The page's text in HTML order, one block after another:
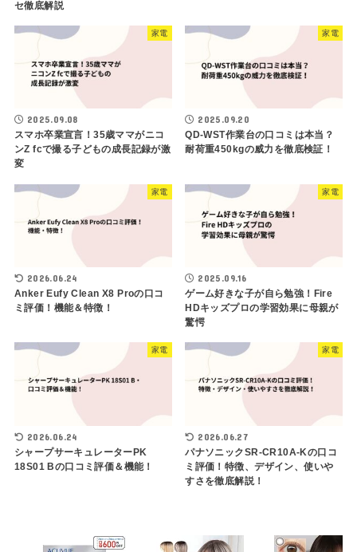
セ徹底解説
家電
2025.09.08
スマホ卒業宣言！35歳ママがニコ
ンZ fcで撮る子どもの成長記録が激
変
家電
2025.09.20
QD-WST作業台の口コミは本当？
耐荷重450kgの威力を徹底検証！
家電
2026.06.24
Anker Eufy Clean X8 Proの口コ
ミ評価！機能＆特徴！
家電
2025.09.16
ゲーム好きな子が自ら勉強！Fire
HDキッズプロの学習効果に母親が
驚愕
家電
2026.06.24
シャープサーキュレーターPK
18S01 Bの口コミ評価＆機能！
家電
2026.06.27
パナソニックSR-CR10A-Kの口コ
ミ評価！特徴、デザイン、使いや
すさを徹底解説！